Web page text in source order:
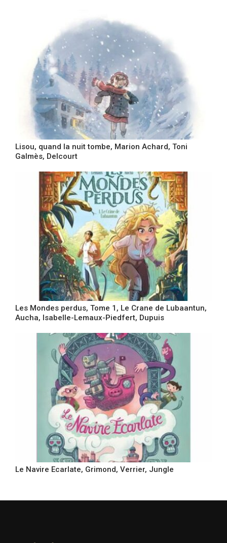
Lisou, quand la nuit tombe, Marion Achard, Toni
Galmès, Delcourt
Les Mondes perdus, Tome 1, Le Crane de Lubaantun,
Aucha, Isabelle-Lemaux-Piedfert, Dupuis
Le Navire Ecarlate, Grimond, Verrier, Jungle